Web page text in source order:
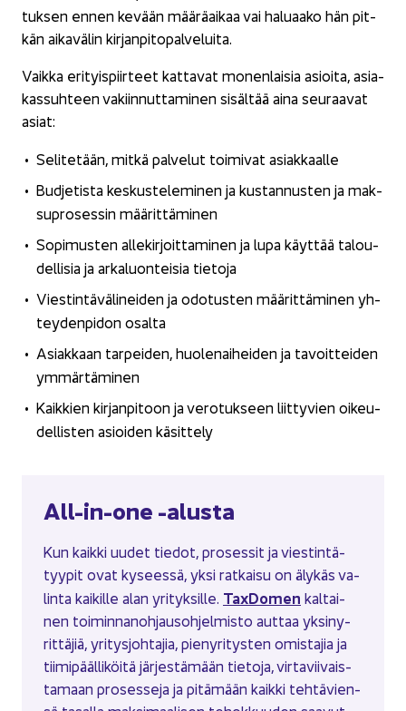
tuk­sen ennen ke­vään mää­rä­ai­kaa vai ha­lu­aa­ko hän pit­
kän ai­ka­vä­lin kir­jan­pi­to­pal­ve­lui­ta.
Vaik­ka eri­tyis­piir­teet kat­ta­vat mo­nen­lai­sia asioi­ta, asia­
kas­suh­teen va­kiin­nut­ta­mi­nen si­säl­tää aina seu­raa­vat
asiat:
Se­li­te­tään, mitkä pal­ve­lut toi­mi­vat asiak­kaal­le
Bud­je­tis­ta kes­kus­te­le­mi­nen ja kus­tan­nus­ten ja mak­
su­pro­ses­sin mää­rit­tä­mi­nen
So­pi­mus­ten al­le­kir­joit­ta­mi­nen ja lupa käyt­tää ta­lou­
del­li­sia ja ar­ka­luon­tei­sia tie­to­ja
Vies­tin­tä­vä­li­nei­den ja odo­tus­ten mää­rit­tä­mi­nen yh­
tey­den­pi­don osal­ta
Asiak­kaan tar­pei­den, huo­le­nai­hei­den ja ta­voit­tei­den
ym­mär­tä­mi­nen
Kaik­kien kir­jan­pi­toon ja ve­ro­tuk­seen liit­ty­vien oi­keu­
del­lis­ten asioi­den kä­sit­te­ly
All-​in-one -​alusta
Kun kaik­ki uudet tie­dot, pro­ses­sit ja vies­tin­tä­
tyy­pit ovat ky­sees­sä, yksi rat­kai­su on äly­käs va­
lin­ta kai­kil­le alan yri­tyk­sil­le. TaxDomen kal­tai­
nen toi­min­na­noh­jaus­oh­jel­mis­to aut­taa yk­si­ny­
rit­tä­jiä, yri­tys­joh­ta­jia, pie­ny­ri­tys­ten omis­ta­jia ja
tii­mi­pääl­li­köi­tä jär­jes­tä­mään tie­to­ja, vir­ta­vii­vais­
ta­maan pro­ses­se­ja ja pi­tä­mään kaik­ki teh­tä­vien­